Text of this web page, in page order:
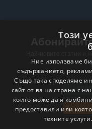
Email
Този
Ние използваме
съдържанието,
Също така споделяме
сайт от ваша страна с
които може да я
предоставили или
техните услуги.